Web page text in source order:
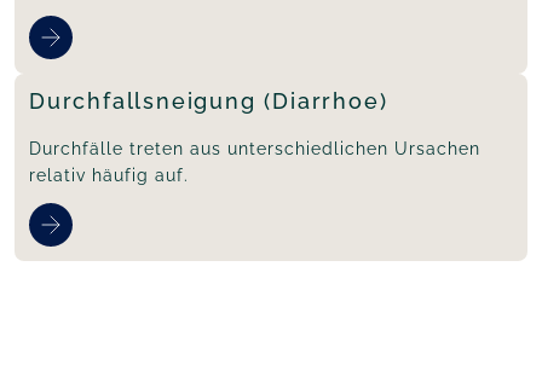
Durchfallsneigung (Diarrhoe)
Durchfälle treten aus unterschiedlichen Ursachen
relativ häufig auf.